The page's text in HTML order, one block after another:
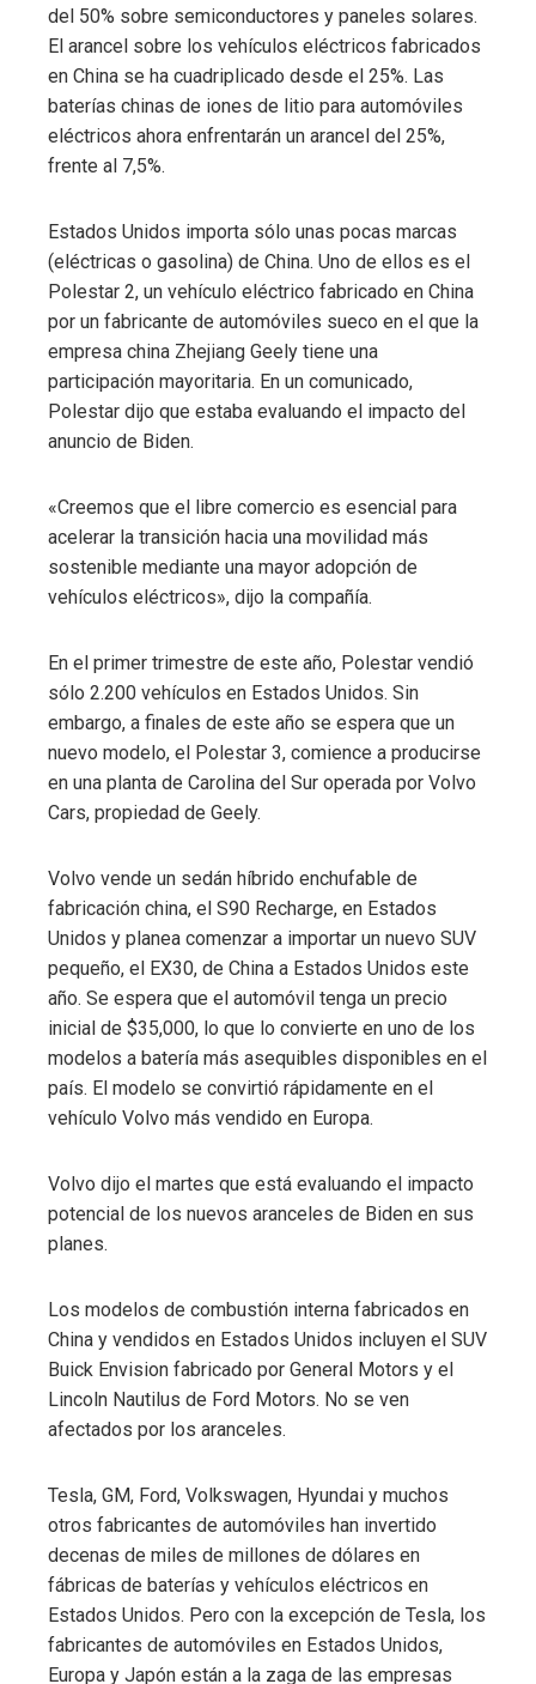
del 50% sobre semiconductores y paneles solares.
El arancel sobre los vehículos eléctricos fabricados
en China se ha cuadriplicado desde el 25%. Las
baterías chinas de iones de litio para automóviles
eléctricos ahora enfrentarán un arancel del 25%,
frente al 7,5%.
Estados Unidos importa sólo unas pocas marcas
(eléctricas o gasolina) de China. Uno de ellos es el
Polestar 2, un vehículo eléctrico fabricado en China
por un fabricante de automóviles sueco en el que la
empresa china Zhejiang Geely tiene una
participación mayoritaria. En un comunicado,
Polestar dijo que estaba evaluando el impacto del
anuncio de Biden.
«Creemos que el libre comercio es esencial para
acelerar la transición hacia una movilidad más
sostenible mediante una mayor adopción de
vehículos eléctricos», dijo la compañía.
En el primer trimestre de este año, Polestar vendió
sólo 2.200 vehículos en Estados Unidos. Sin
embargo, a finales de este año se espera que un
nuevo modelo, el Polestar 3, comience a producirse
en una planta de Carolina del Sur operada por Volvo
Cars, propiedad de Geely.
Volvo vende un sedán híbrido enchufable de
fabricación china, el S90 Recharge, en Estados
Unidos y planea comenzar a importar un nuevo SUV
pequeño, el EX30, de China a Estados Unidos este
año. Se espera que el automóvil tenga un precio
inicial de $35,000, lo que lo convierte en uno de los
modelos a batería más asequibles disponibles en el
país. El modelo se convirtió rápidamente en el
vehículo Volvo más vendido en Europa.
Volvo dijo el martes que está evaluando el impacto
potencial de los nuevos aranceles de Biden en sus
planes.
Los modelos de combustión interna fabricados en
China y vendidos en Estados Unidos incluyen el SUV
Buick Envision fabricado por General Motors y el
Lincoln Nautilus de Ford Motors. No se ven
afectados por los aranceles.
Tesla, GM, Ford, Volkswagen, Hyundai y muchos
otros fabricantes de automóviles han invertido
decenas de miles de millones de dólares en
fábricas de baterías y vehículos eléctricos en
Estados Unidos. Pero con la excepción de Tesla, los
fabricantes de automóviles en Estados Unidos,
Europa y Japón están a la zaga de las empresas